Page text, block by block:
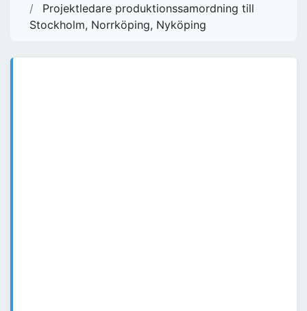
Projektledare produktionssamordning till
Stockholm, Norrköping, Nyköping